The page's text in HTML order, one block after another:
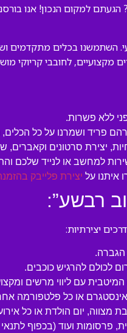
למקום הנכון! אנו
השתמשנו בכלים מתקדמים
מקצועיים, לחובבי קריוקי
ללא פשרות.
פריד ושמרנו על כל
יצירת סרטונים וקאברים,
איתנו על יצירת פלייבק
רבשע”:
יצירתיות:
הגברה.
לכולם להרגיש כוכבים.
המיטבית עם ליווי מרשים
אינסטגרם או כל פלטפורמה
מצווה, יום הולדת או כל
פרסומות ועוד (בכפוף לתנאי